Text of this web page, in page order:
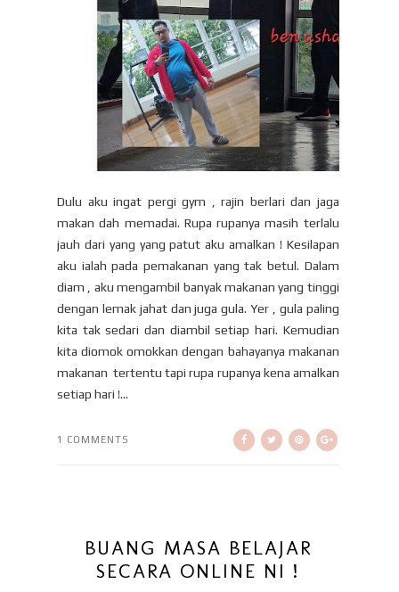
Dulu aku ingat pergi gym , rajin berlari dan jaga
makan dah memadai. Rupa rupanya masih terlalu
jauh dari yang yang patut aku amalkan ! Kesilapan
aku ialah pada pemakanan yang tak betul. Dalam
diam , aku mengambil banyak makanan yang tinggi
dengan lemak jahat dan juga gula. Yer , gula paling
kita tak sedari dan diambil setiap hari. Kemudian
kita diomok omokkan dengan bahayanya makanan
makanan tertentu tapi rupa rupanya kena amalkan
setiap hari !...
1 COMMENTS
BUANG MASA BELAJAR
SECARA ONLINE NI !